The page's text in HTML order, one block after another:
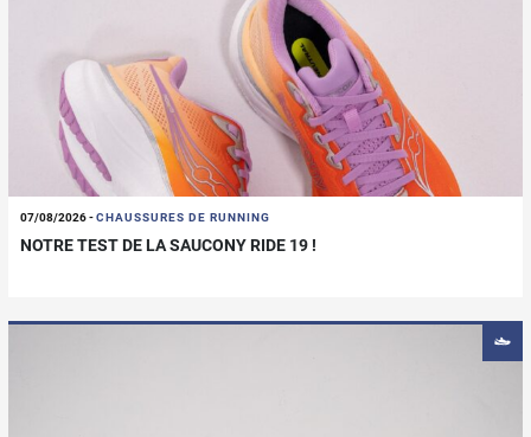
07/08/2026-CHAUSSURES DE RUNNING
NOTRE TEST DE LA SAUCONY RIDE 19 !